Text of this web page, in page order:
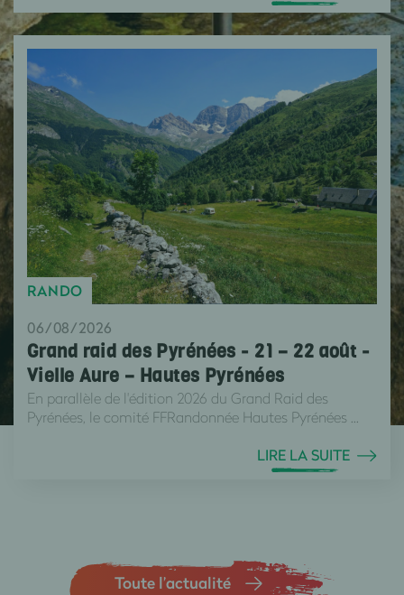
RANDO
06/08/2026
Grand raid des Pyrénées - 21 – 22 août -
Vielle Aure – Hautes Pyrénées
En parallèle de l'édition 2026 du Grand Raid des
Pyrénées, le comité FFRandonnée Hautes Pyrénées ...
LIRE LA SUITE
Toute l’actualité